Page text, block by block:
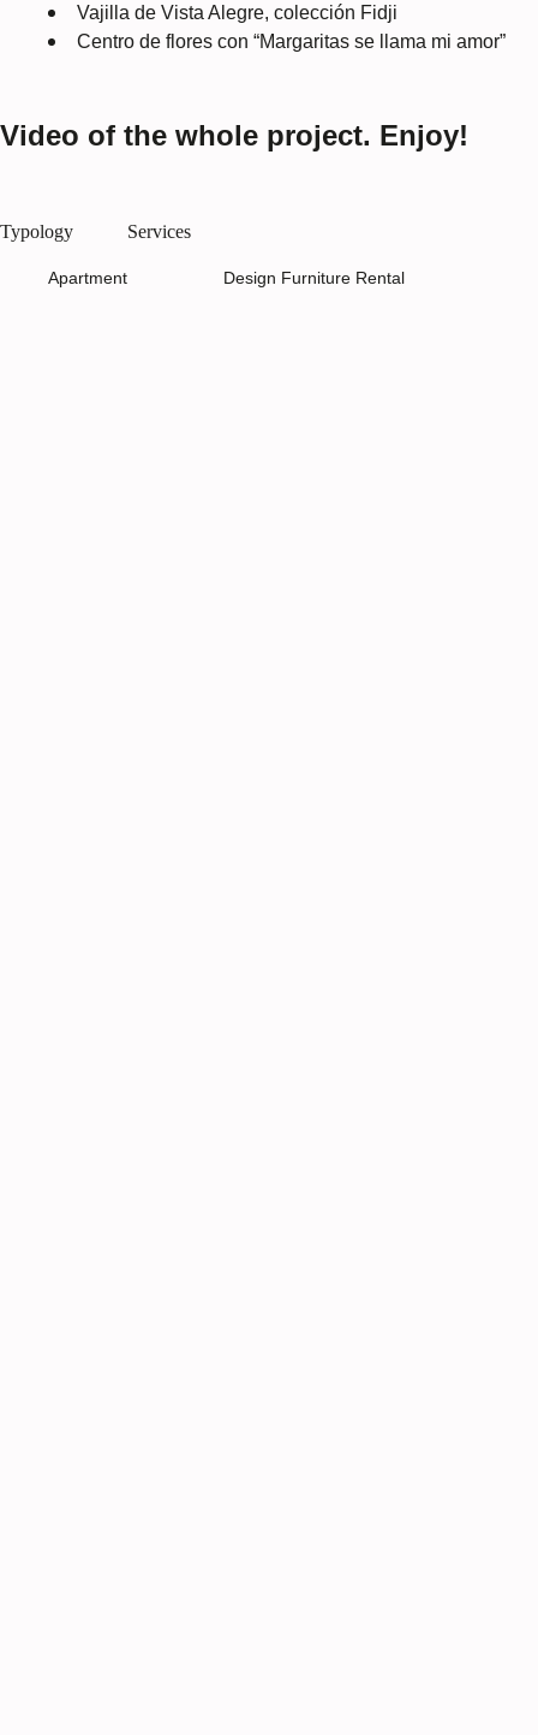
Vajilla de Vista Alegre, colección Fidji
Centro de flores con “Margaritas se llama mi amor”
Video of the whole project. Enjoy!
Typology
Apartment
Services
Design Furniture Rental